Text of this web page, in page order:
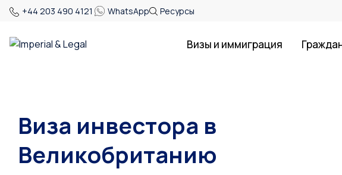
+44 203 490 4121 WhatsApp Ресурсы
Визы и иммиграция
Виза инвестора в
Великобританию